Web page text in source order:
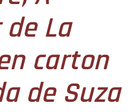
La
carton
de Suza